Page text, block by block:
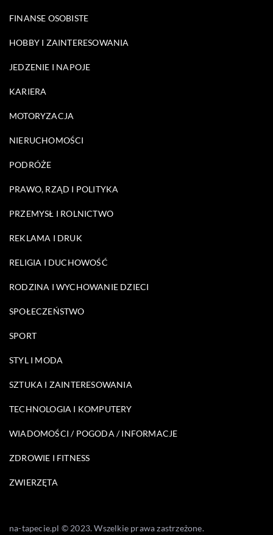
FINANSE OSOBISTE
HOBBY I ZAINTERESOWANIA
JEDZENIE I NAPOJE
KARIERA
MOTORYZACJA
NIERUCHOMOŚCI
PODRÓŻE
PRAWO, RZĄD I POLITYKA
PRZEMYSŁ I ROLNICTWO
REKLAMA I DRUK
RELIGIA I DUCHOWOŚĆ
RODZINA I WYCHOWANIE DZIECI
SPOŁECZEŃSTWO
SPORT
STYL I MODA
SZTUKA I ZAINTERESOWANIA
TECHNOLOGIA I KOMPUTERY
WIADOMOŚCI / POGODA / INFORMACJE
ZDROWIE I FITNESS
ZWIERZĘTA
na-tapecie.pl © 2023. Wszelkie prawa zastrzeżone.